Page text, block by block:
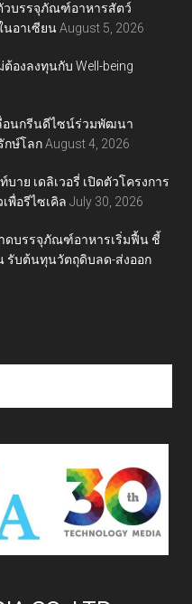
ตัวบรรจุภัณฑ์อาหารสัตว์
นอาเซียน August 5, 2026
องลงทุนกับ Well-being
อนกรีนดีไซน์ร่วมพัฒนา
กษ์โลก August 4, 2026
าย เดลิเวอรี่ เปิดตัวโครงการ
พื่อรีไซเคิล July 30, 2026
าดบรรจุภัณฑ์อาหารเริ่มฟื้น ชี้
รับต้นทุนวัตถุดิบลด-ส่งออก